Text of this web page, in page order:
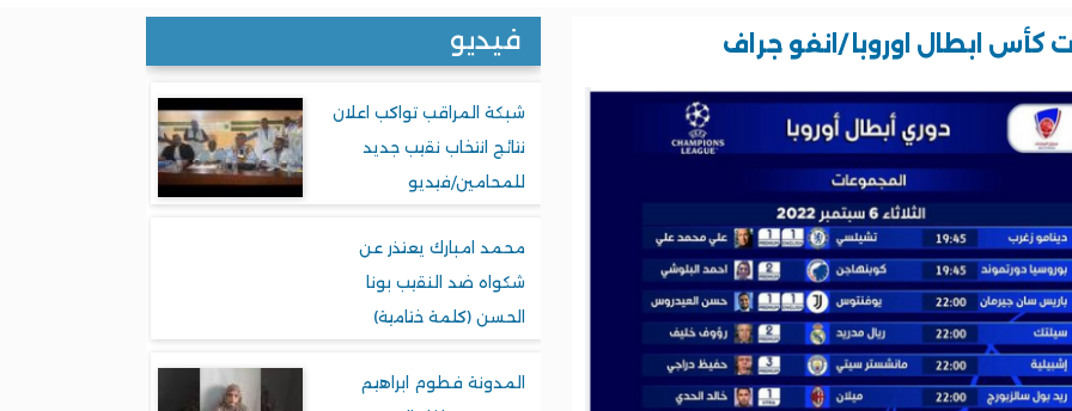
كأس ابطال اوروبا /انفو جراف فيديو
شبكة المراقب تواكب اعلان
نتائج انتخاب نقيب جديد
للمحامين/فيديو
محمد امبارك يعتذر عن
شكواه ضد النقيب بونا
الحسن (كلمة ختامية)
المدونة فطوم ابراهيم